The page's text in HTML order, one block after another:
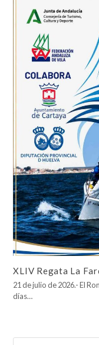
XLIV Regata La
21 de julio de 2026.- El
días…